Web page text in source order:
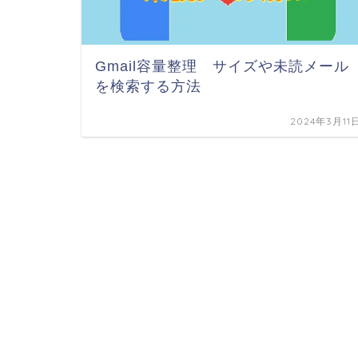
Gmail容量整理 サイズや未読メール
を検索する方法
2024年3月11